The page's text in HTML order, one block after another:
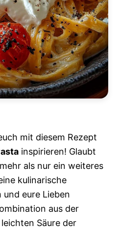
mit diesem Rezept
inspirieren! Glaubt
als nur ein weiteres
kulinarische
eure Lieben
aus der
Säure der